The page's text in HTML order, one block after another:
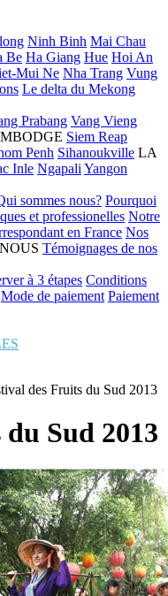
Ninh Binh Mai Chau
Be Ha Giang Hue Hoi An
Mui Ne Nha Trang Vung
Le delta du Mekong
Prabang Vang Vieng
Siem Reap
Penh Sihanoukville LA
Inle Ngapali Yangon
sommes nous? Pourquoi
et professionelles Notre
en France Nos
Témoignages de nos
à 3 étapes Conditions
Mode de paiement Paiement
des Fruits du Sud 2013
Sud 2013